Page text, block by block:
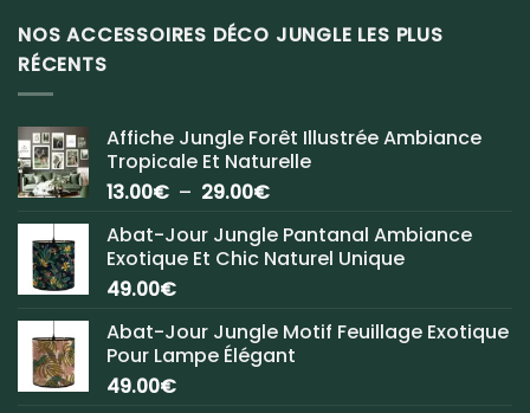
NOS ACCESSOIRES DÉCO JUNGLE LES PLUS
RÉCENTS
Affiche Jungle Forêt Illustrée Ambiance
Tropicale Et Naturelle
13.00€ – 29.00€Plage
prix :
13.00€
Abat-Jour Jungle Pantanal Ambiance
Exotique Et Chic Naturel Unique
49.00€
Abat-Jour Jungle Motif Feuillage Exotique
Pour Lampe Élégant
49.00€